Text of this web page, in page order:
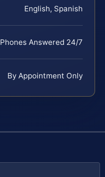
English, Spanish
Phones Answered 24/7
By Appointment Only